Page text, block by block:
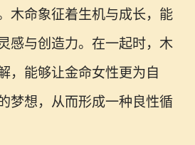
木命象征着生机与成长，能
感与创造力。在一起时，木
，能够让金命女性更为自
梦想，从而形成一种良性循